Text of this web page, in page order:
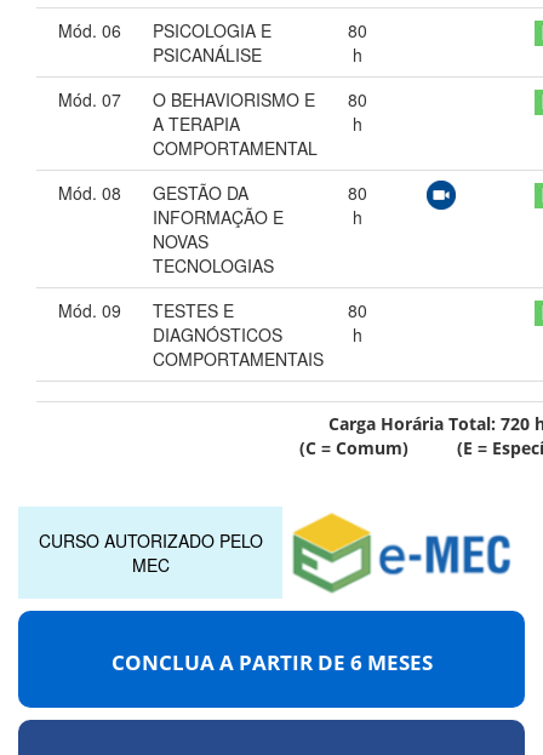
Mód. 06
PSICOLOGIA E
PSICANÁLISE
80
h
Mód. 07
O BEHAVIORISMO E
A TERAPIA
COMPORTAMENTAL
80
h
Mód. 08
GESTÃO DA
INFORMAÇÃO E
NOVAS
TECNOLOGIAS
80
h
Mód. 09
TESTES E
DIAGNÓSTICOS
COMPORTAMENTAIS
80
h
Carga Horária Total: 720
(C = Comum) (E =
CURSO AUTORIZADO PELO
MEC
CONCLUA A PARTIR DE 6 MESES